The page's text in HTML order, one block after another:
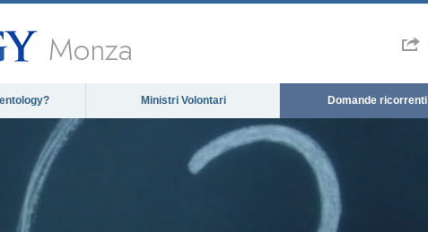
Monza
Ministri Volontari Domande ricorrenti